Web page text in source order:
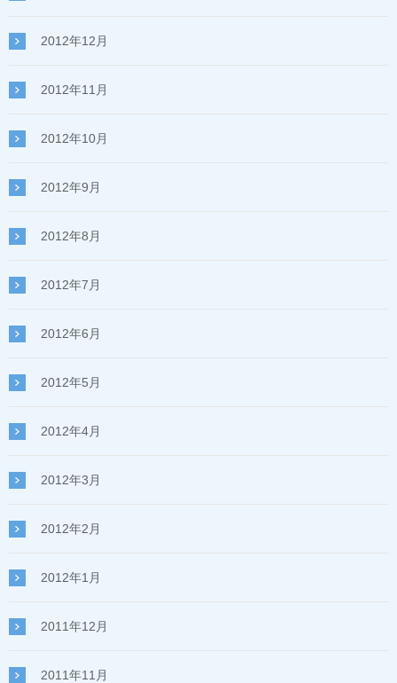
2012年12月
2012年11月
2012年10月
2012年9月
2012年8月
2012年7月
2012年6月
2012年5月
2012年4月
2012年3月
2012年2月
2012年1月
2011年12月
2011年11月